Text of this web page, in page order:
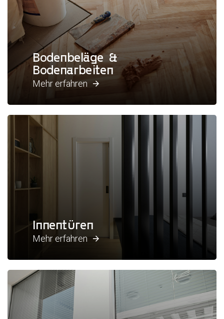
Bodenbeläge &
Bodenarbeiten
Mehr erfahren
Innentüren
Mehr erfahren